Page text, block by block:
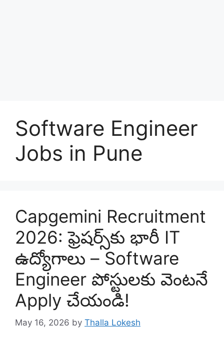
Software Engineer
Jobs in Pune
Capgemini Recruitment
2026: ఫ్రెషర్స్‌కు భారీ IT
ఉద్యోగాలు – Software
Engineer పోస్టులకు వెంటనే
Apply చేయండి!
May 16, 2026 by Thalla Lokesh